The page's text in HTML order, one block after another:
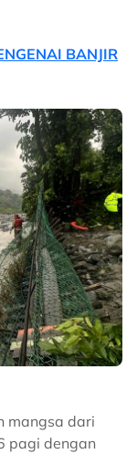
BANJIR
mangsa dari
pagi dengan